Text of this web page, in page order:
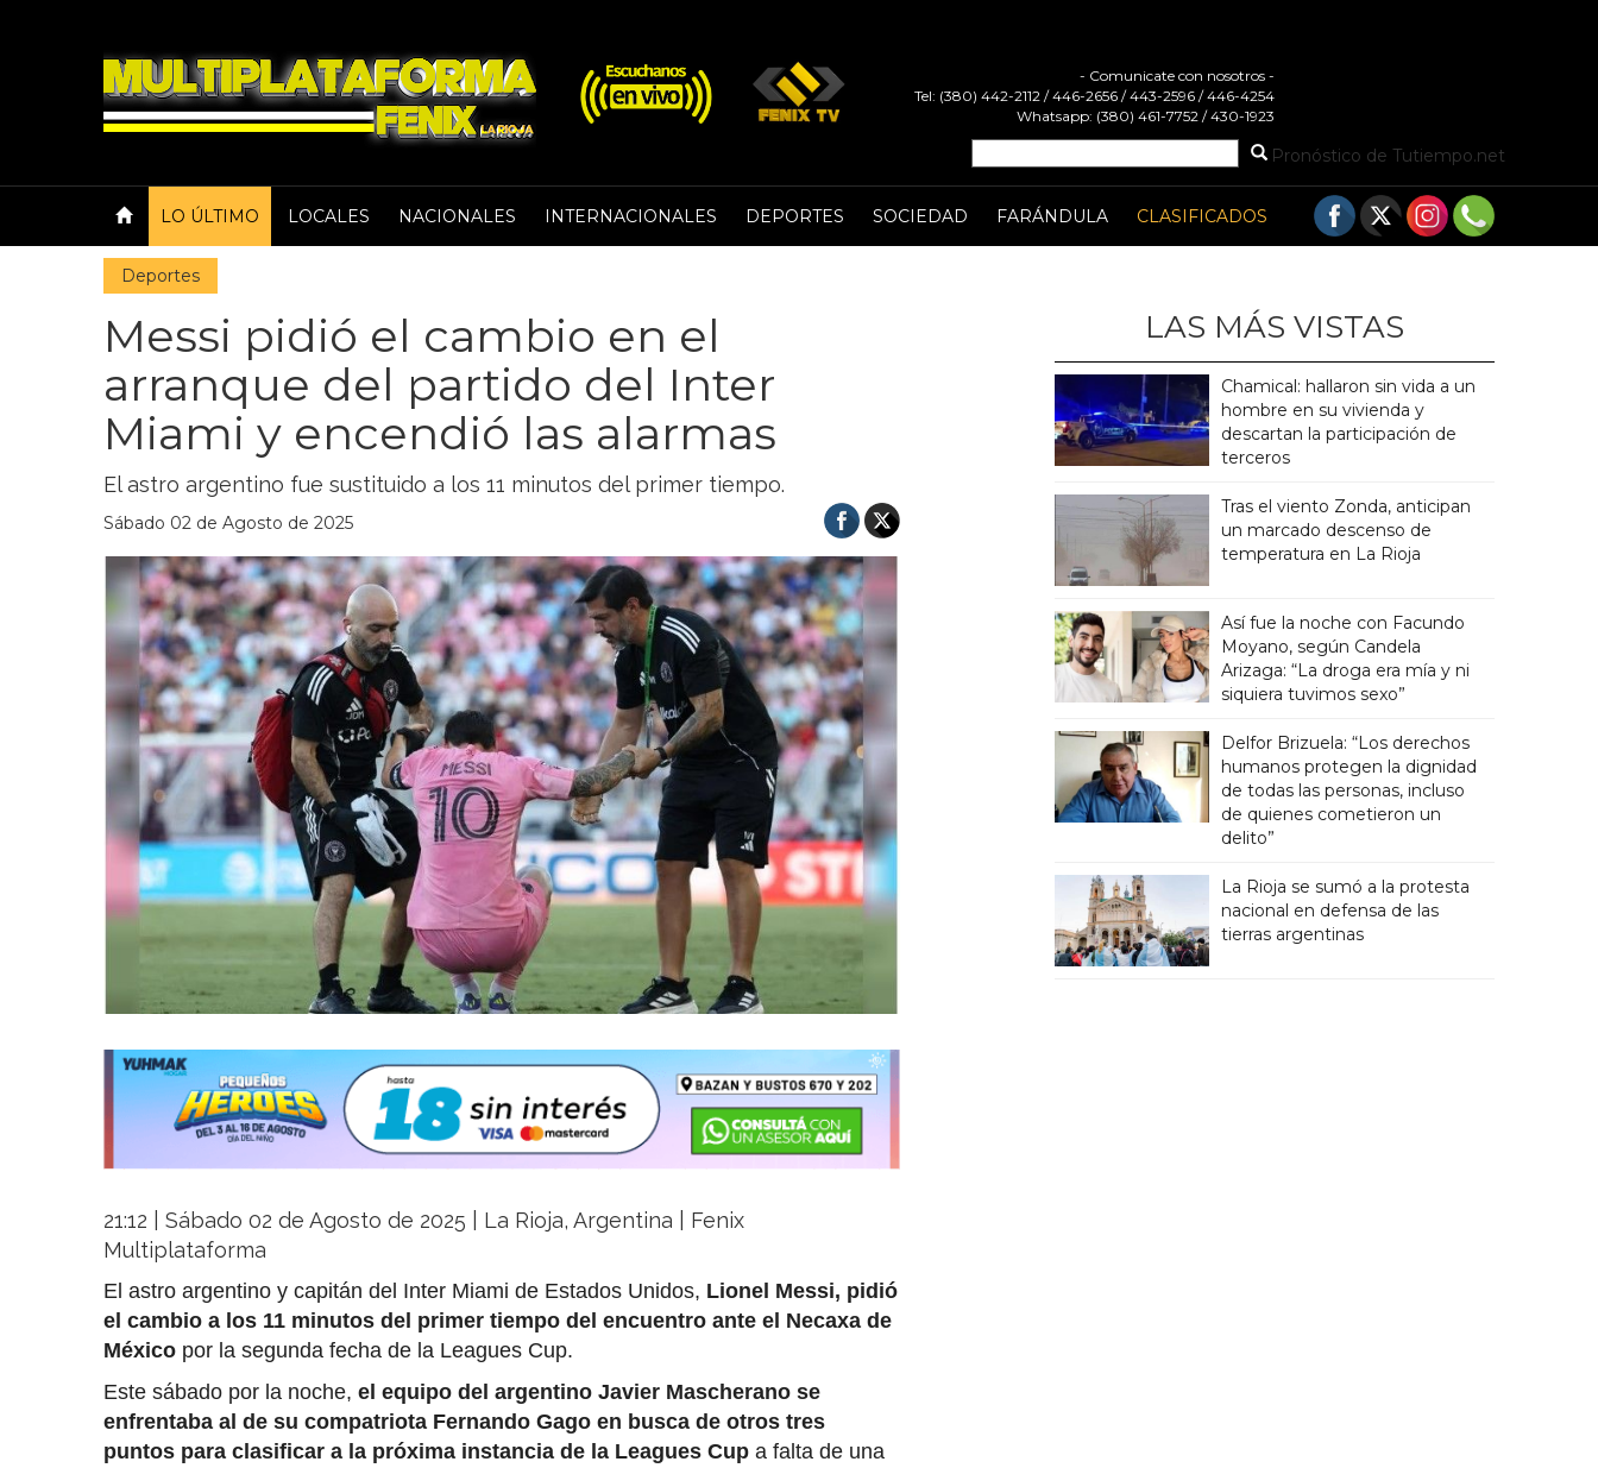
- Comunicate con nosotros -
Tel: (380) 442-2112 / 446-2656 / 443-2596 / 446-4254
Whatsapp: (380) 461-7752 / 430-1923
Pronóstico de Tutiempo.net
LO ÚLTIMO LOCALES NACIONALES INTERNACIONALES DEPORTES SOCIEDAD FARÁNDULA CLASIFICADOS
Deportes
Messi pidió el cambio en el
arranque del partido del Inter
Miami y encendió las alarmas
El astro argentino fue sustituido a los 11 minutos del primer tiempo.
Sábado 02 de Agosto de 2025
21:12 | Sábado 02 de Agosto de 2025 | La Rioja, Argentina | Fenix
Multiplataforma
El astro argentino y capitán del Inter Miami de Estados Unidos, Lionel Messi, pidió
el cambio a los 11 minutos del primer tiempo del encuentro ante el Necaxa de
México por la segunda fecha de la Leagues Cup.
Este sábado por la noche, el equipo del argentino Javier Mascherano se
enfrentaba al de su compatriota Fernando Gago en busca de otros tres
puntos para clasificar a la próxima instancia de la Leagues Cup a falta de una
LAS MÁS VISTAS
Chamical: hallaron sin vida a un
hombre en su vivienda y
descartan la participación de
terceros
Tras el viento Zonda, anticipan
un marcado descenso de
temperatura en La Rioja
Así fue la noche con Facundo
Moyano, según Candela
Arizaga: “La droga era mía y ni
siquiera tuvimos sexo”
Delfor Brizuela: “Los derechos
humanos protegen la dignidad
de todas las personas, incluso
de quienes cometieron un
delito”
La Rioja se sumó a la protesta
nacional en defensa de las
tierras argentinas